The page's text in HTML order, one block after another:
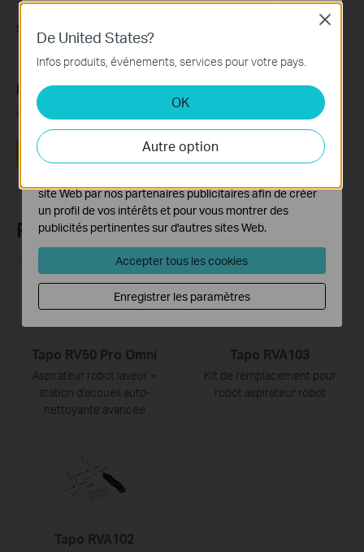
Si le problème persiste, veuillez
Est-ce que ce FAQ a été utile ?
Vos commentaires nous aideront à améliorer ce site.
Recommend Products
Tapo RV50 Pro Omni
Aspirateur robot laveur +
station d'accueil auto-
nettoyante avancée
Tapo RVA103
Kit de remplacement pour
robot aspirateur robot
Tapo RVA102
De United States?
Infos produits, événements, services pour votre pays.
OK
Autre option
Close
Ces cookies sont nécessaires au fonctionnement du
site Web et ne peuvent pas être désactivés dans vos
systèmes.
Cookies d'analyse et marketing
Les cookies d'analyse nous permettent d'analyser vos
activités sur notre site Web pour améliorer et ajuster les
fonctionnalités de notre site Web.
site Web par nos partenaires publicitaires afin de créer
un profil de vos intérêts et pour vous montrer des
publicités pertinentes sur d'autres sites Web.
Accepter tous les cookies
Enregistrer les paramètres